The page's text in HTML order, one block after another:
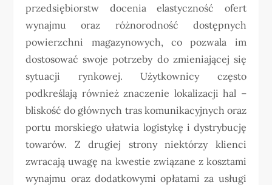
przedsiębiorstw docenia elastyczność ofert
wynajmu oraz różnorodność dostępnych
powierzchni magazynowych, co pozwala im
dostosować swoje potrzeby do zmieniającej się
sytuacji rynkowej. Użytkownicy często
podkreślają również znaczenie lokalizacji hal –
bliskość do głównych tras komunikacyjnych oraz
portu morskiego ułatwia logistykę i dystrybucję
towarów. Z drugiej strony niektórzy klienci
zwracają uwagę na kwestie związane z kosztami
wynajmu oraz dodatkowymi opłatami za usługi